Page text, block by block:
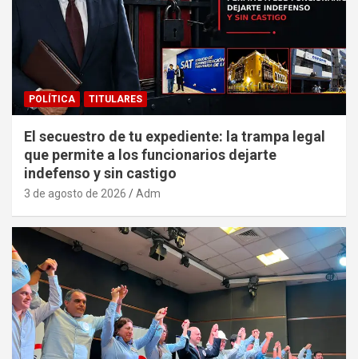
POLÍTICA TITULARES
El secuestro de tu expediente: la trampa legal
que permite a los funcionarios dejarte
indefenso y sin castigo
3 de agosto de 2026 Adm